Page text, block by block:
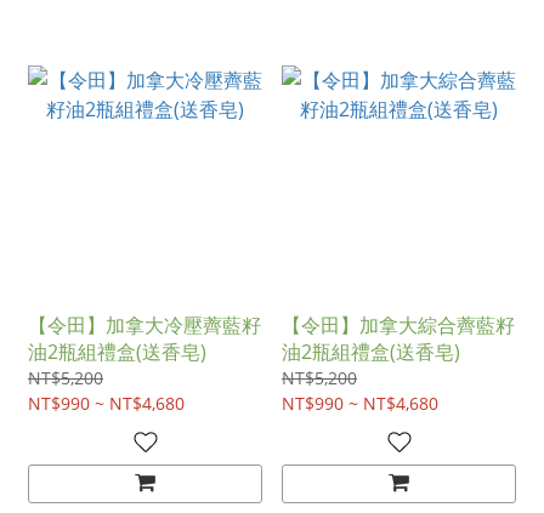
【令田】加拿大冷壓薺藍籽
油2瓶組禮盒(送香皂)
NT$5,200
NT$990 ~ NT$4,680
【令田】加拿大綜合薺藍籽
油2瓶組禮盒(送香皂)
NT$5,200
NT$990 ~ NT$4,680